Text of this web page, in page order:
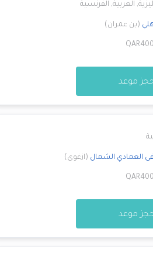
, العربية, الفرنسية
(بن عمران)
QAR400
موعد
العمادي الشمال (ازغوى)
QAR400
موعد